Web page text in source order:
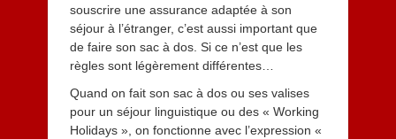
souscrire une assurance adaptée à son
séjour à l’étranger, c’est aussi important que
de faire son sac à dos. Si ce n’est que les
règles sont légèrement différentes…
Quand on fait son sac à dos ou ses valises
pour un séjour linguistique ou des « Working
Holidays », on fonctionne avec l’expression «